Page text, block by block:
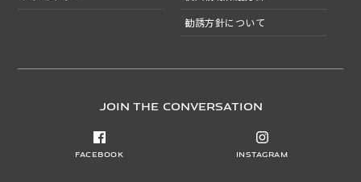
勧誘方針について
JOIN THE CONVERSATION
Facebook Instagram